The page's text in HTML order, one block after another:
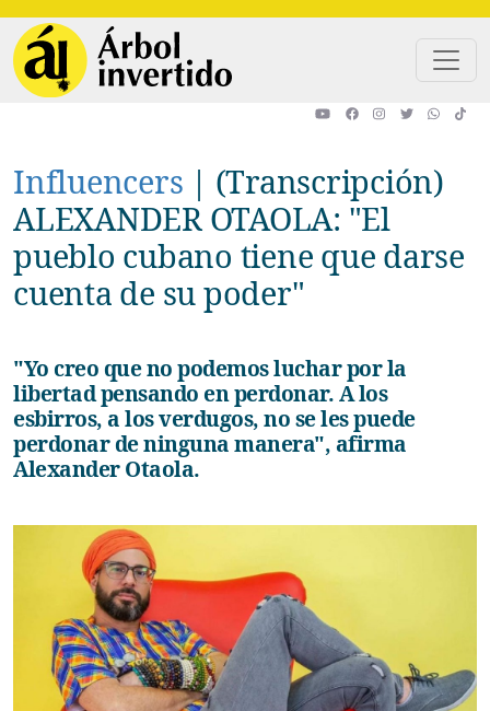
Influencers | (Transcripción)
ALEXANDER OTAOLA: "El
pueblo cubano tiene que darse
cuenta de su poder"
"Yo creo que no podemos luchar por la
libertad pensando en perdonar. A los
esbirros, a los verdugos, no se les puede
perdonar de ninguna manera", afirma
Alexander Otaola.